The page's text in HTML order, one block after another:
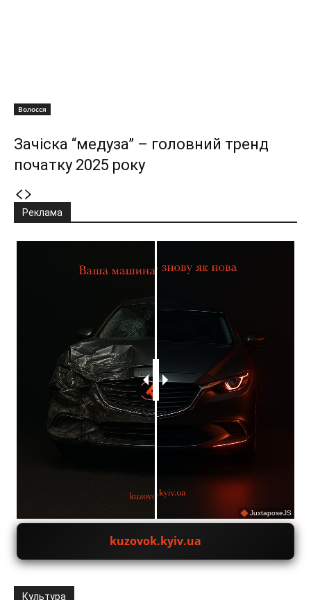
Волосся
Зачіска “медуза” – головний тренд
початку 2025 року
Реклама
JuxtaposeJS
kuzovok.kyiv.ua
Культура